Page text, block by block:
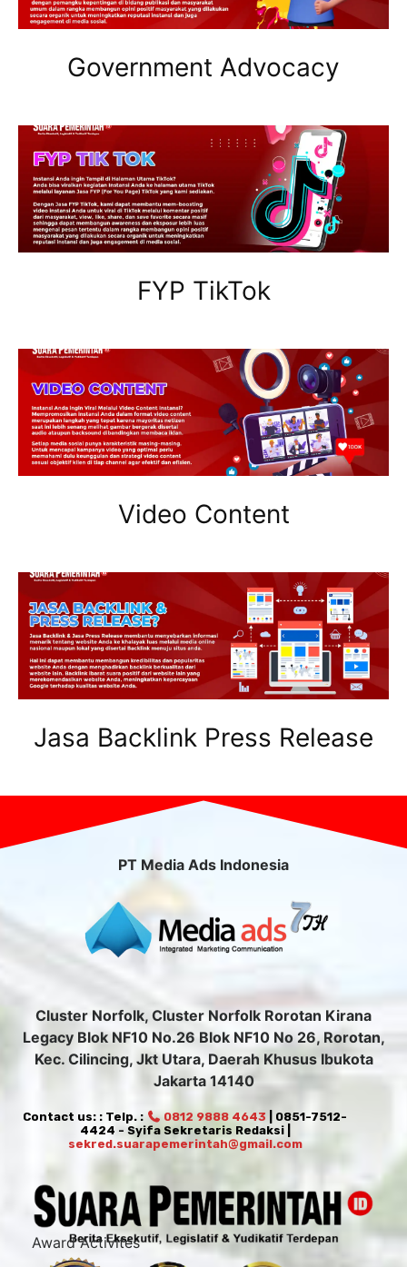
Government Advocacy
FYP TikTok
Video Content
Jasa Backlink Press Release
PT Media Ads Indonesia
Cluster Norfolk, Cluster Norfolk Rorotan Kirana
Legacy Blok NF10 No.26 Blok NF10 No 26, Rorotan,
Kec. Cilincing, Jkt Utara, Daerah Khusus Ibukota
Jakarta 14140
Contact us: : Telp. : 0812 9888 4643 | 0851-7512-
4424 - Syifa Sekretaris Redaksi |
sekred.suarapemerintah@gmail.com
Award Activites